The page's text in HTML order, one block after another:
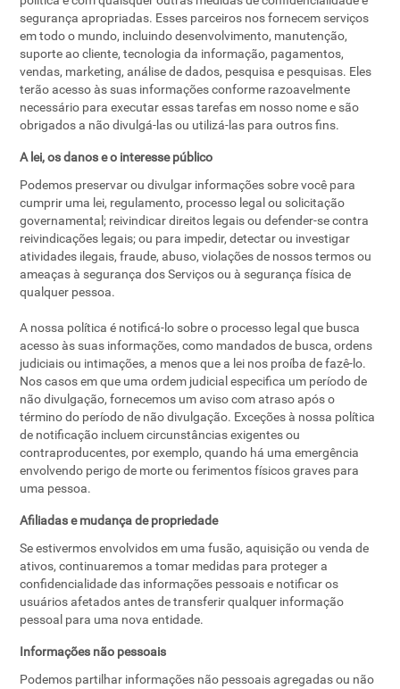
segurança apropriadas. Esses parceiros nos fornecem serviços
em todo o mundo, incluindo desenvolvimento, manutenção,
suporte ao cliente, tecnologia da informação, pagamentos,
vendas, marketing, análise de dados, pesquisa e pesquisas. Eles
terão acesso às suas informações conforme razoavelmente
necessário para executar essas tarefas em nosso nome e são
obrigados a não divulgá-las ou utilizá-las para outros fins.
A lei, os danos e o interesse público
Podemos preservar ou divulgar informações sobre você para
cumprir uma lei, regulamento, processo legal ou solicitação
governamental; reivindicar direitos legais ou defender-se contra
reivindicações legais; ou para impedir, detectar ou investigar
atividades ilegais, fraude, abuso, violações de nossos termos ou
ameaças à segurança dos Serviços ou à segurança física de
qualquer pessoa.
A nossa política é notificá-lo sobre o processo legal que busca
acesso às suas informações, como mandados de busca, ordens
judiciais ou intimações, a menos que a lei nos proíba de fazê-lo.
Nos casos em que uma ordem judicial especifica um período de
não divulgação, fornecemos um aviso com atraso após o
término do período de não divulgação. Exceções à nossa política
de notificação incluem circunstâncias exigentes ou
contraproducentes, por exemplo, quando há uma emergência
envolvendo perigo de morte ou ferimentos físicos graves para
uma pessoa.
Afiliadas e mudança de propriedade
Se estivermos envolvidos em uma fusão, aquisição ou venda de
ativos, continuaremos a tomar medidas para proteger a
confidencialidade das informações pessoais e notificar os
usuários afetados antes de transferir qualquer informação
pessoal para uma nova entidade.
Informações não pessoais
Podemos partilhar informações não pessoais agregadas ou não